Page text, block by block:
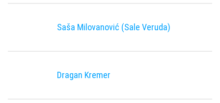
Saša Milovanović (Sale Veruda)
Dragan Kremer